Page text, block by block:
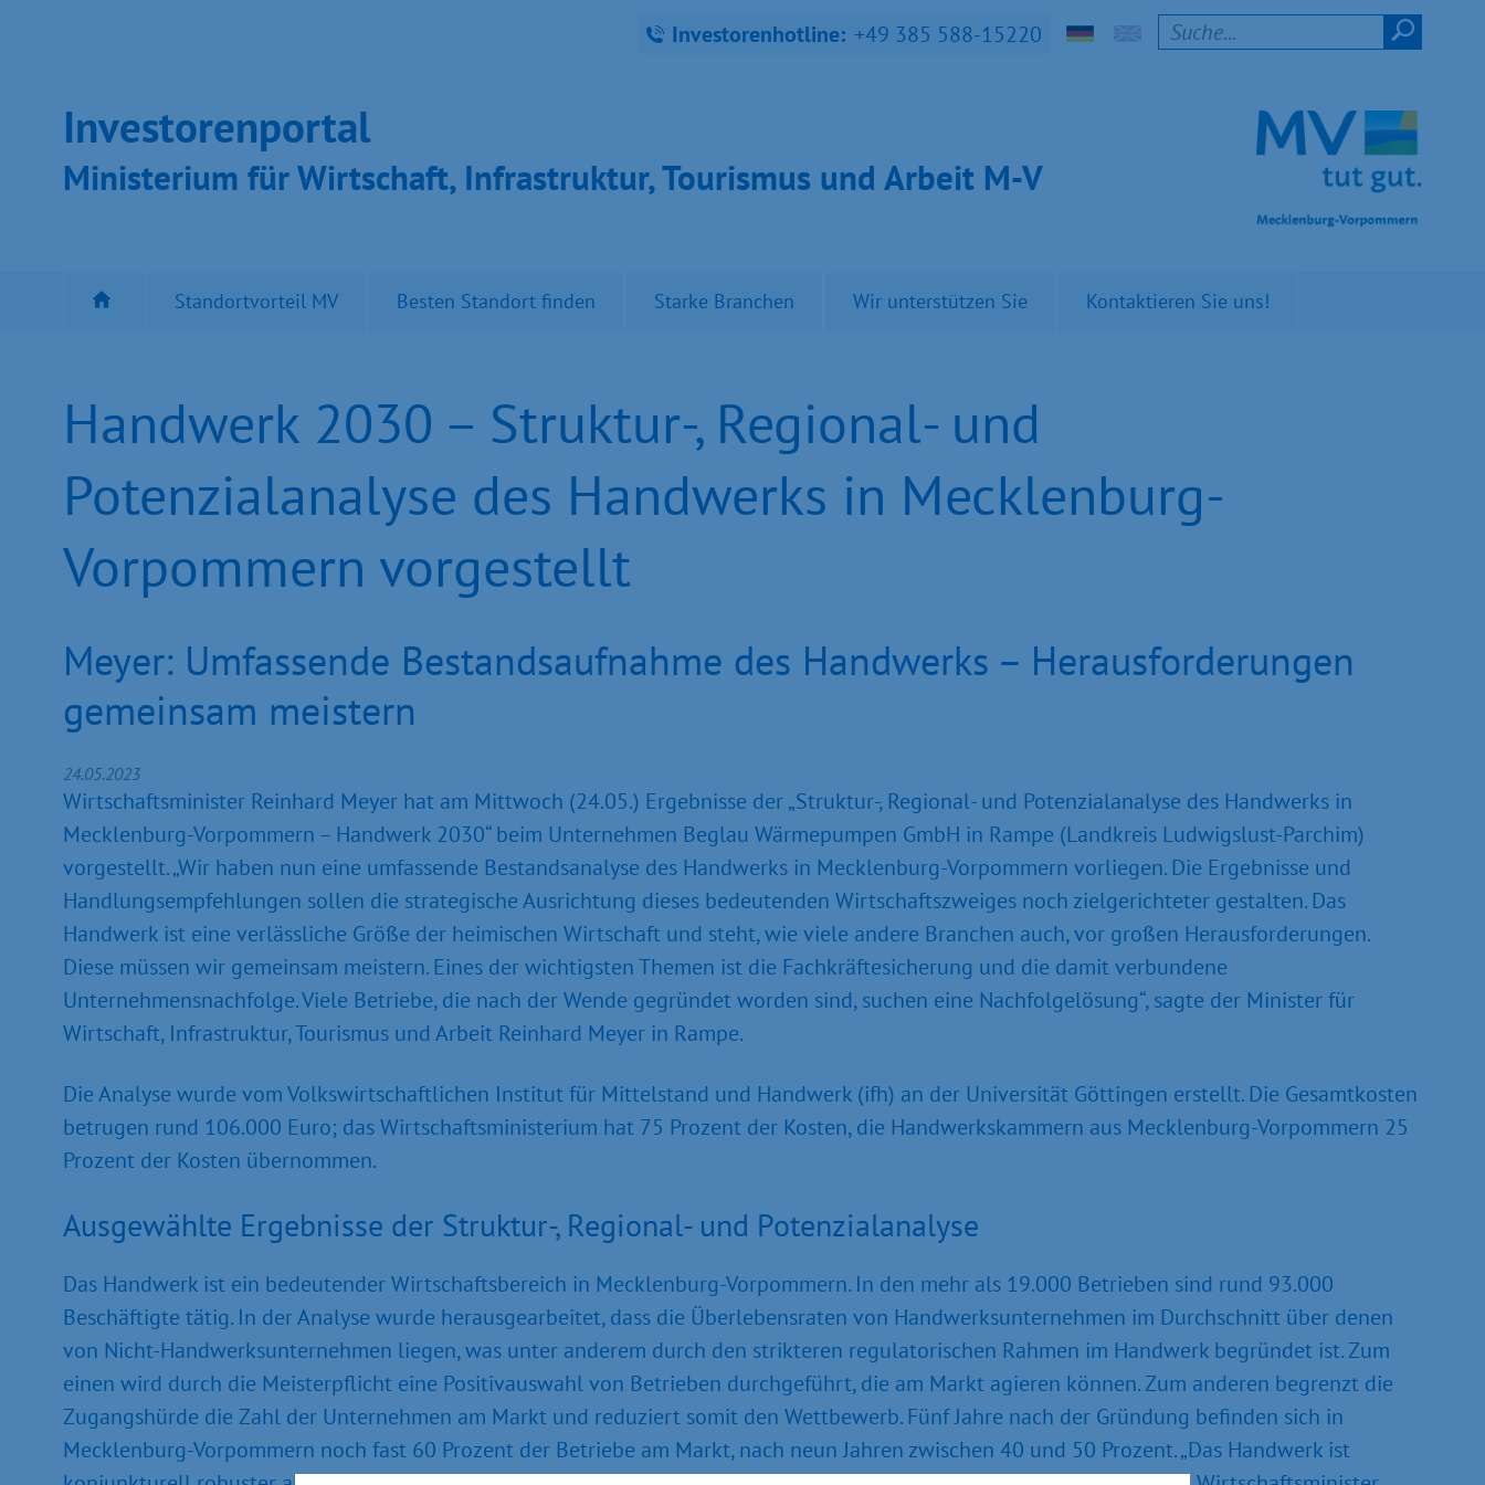
Investorenhotline: +49 385 588-15220
Inves­toren­por­tal
Ministeri­um für Wirt­schaft, Infra­struk­tur, Tou­ris­mus und Ar­beit M-V
Standortvorteil MV Besten Standort finden Starke Branchen Wir unterstützen Sie Kontaktieren Sie uns!
Handwerk 2030 – Struktur-, Regional- und
Potenzialanalyse des Handwerks in Mecklenburg-
Vorpommern vorgestellt
Meyer: Umfassende Bestandsaufnahme des Handwerks – Herausforderungen
gemeinsam meistern
24.05.2023
Wirtschaftsminister Reinhard Meyer hat am Mittwoch (24.05.) Ergebnisse der „Struktur-, Regional- und Potenzialanalyse des Handwerks in
Mecklenburg-Vorpommern – Handwerk 2030“ beim Unternehmen Beglau Wärmepumpen GmbH in Rampe (Landkreis Ludwigslust-Parchim)
vorgestellt. „Wir haben nun eine umfassende Bestandsanalyse des Handwerks in Mecklenburg-Vorpommern vorliegen. Die Ergebnisse und
Handlungsempfehlungen sollen die strategische Ausrichtung dieses bedeutenden Wirtschaftszweiges noch zielgerichteter gestalten. Das
Handwerk ist eine verlässliche Größe der heimischen Wirtschaft und steht, wie viele andere Branchen auch, vor großen Herausforderungen.
Diese müssen wir gemeinsam meistern. Eines der wichtigsten Themen ist die Fachkräftesicherung und die damit verbundene
Unternehmensnachfolge. Viele Betriebe, die nach der Wende gegründet worden sind, suchen eine Nachfolgelösung“, sagte der Minister für
Wirtschaft, Infrastruktur, Tourismus und Arbeit Reinhard Meyer in Rampe.
Die Analyse wurde vom Volkswirtschaftlichen Institut für Mittelstand und Handwerk (ifh) an der Universität Göttingen erstellt. Die Gesamtkosten
betrugen rund 106.000 Euro; das Wirtschaftsministerium hat 75 Prozent der Kosten, die Handwerkskammern aus Mecklenburg-Vorpommern 25
Prozent der Kosten übernommen.
Ausgewählte Ergebnisse der Struktur-, Regional- und Potenzialanalyse
Das Handwerk ist ein bedeutender Wirtschaftsbereich in Mecklenburg-Vorpommern. In den mehr als 19.000 Betrieben sind rund 93.000
Beschäftigte tätig. In der Analyse wurde herausgearbeitet, dass die Überlebensraten von Handwerksunternehmen im Durchschnitt über denen
von Nicht-Handwerksunternehmen liegen, was unter anderem durch den strikteren regulatorischen Rahmen im Handwerk begründet ist. Zum
einen wird durch die Meisterpflicht eine Positivauswahl von Betrieben durchgeführt, die am Markt agieren können. Zum anderen begrenzt die
Zugangshürde die Zahl der Unternehmen am Markt und reduziert somit den Wettbewerb. Fünf Jahre nach der Gründung befinden sich in
Mecklenburg-Vorpommern noch fast 60 Prozent der Betriebe am Markt, nach neun Jahren zwischen 40 und 50 Prozent. „Das Handwerk ist